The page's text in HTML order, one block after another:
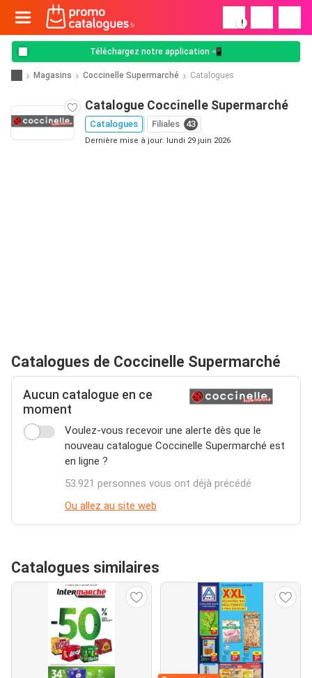
!
Téléchargez notre application 📲
Magasins Coccinelle Supermarché Catalogues
Catalogue Coccinelle Supermarché
Catalogues Filiales 43
Dernière mise à jour: lundi 29 juin 2026
Catalogues de Coccinelle Supermarché
Aucun catalogue en ce
moment
Voulez-vous recevoir une alerte dès que le
nouveau catalogue Coccinelle Supermarché est
en ligne ?
53.921 personnes vous ont déjà précédé
Ou allez au site web
Catalogues similaires